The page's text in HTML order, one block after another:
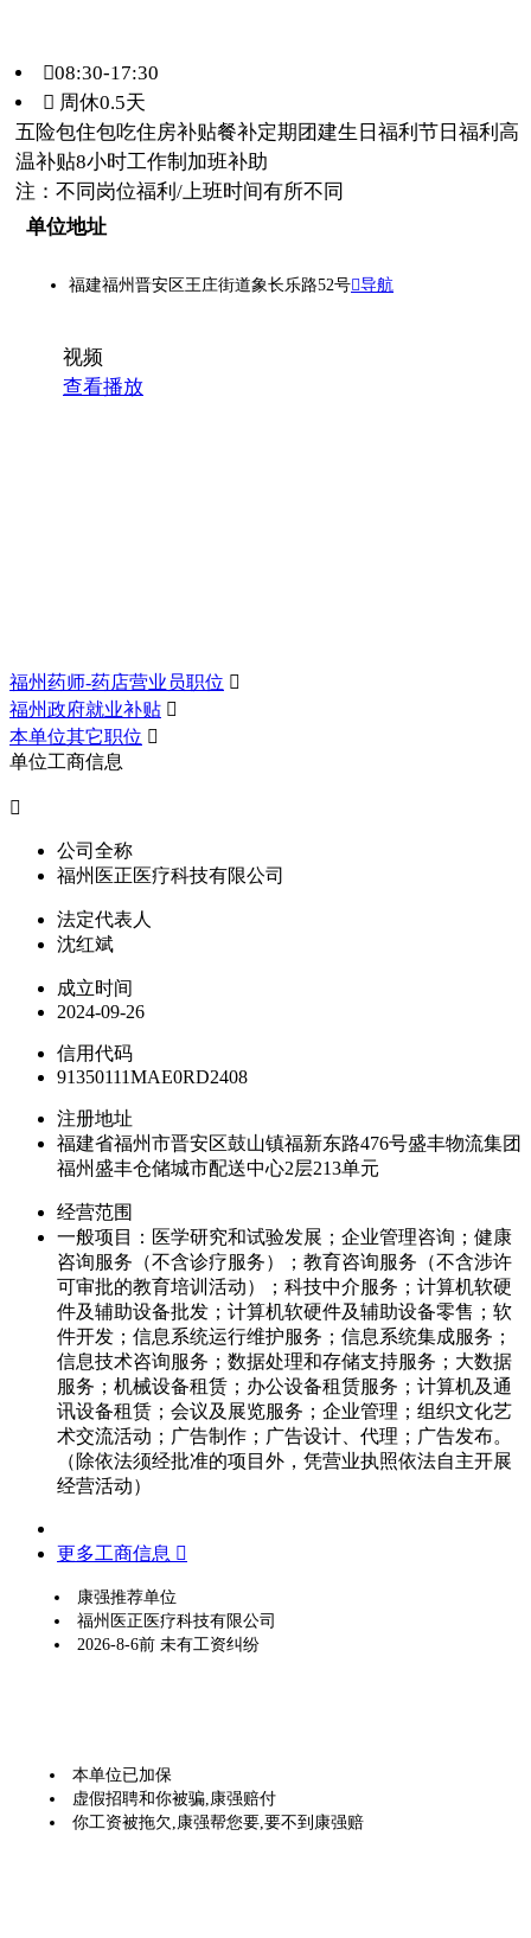
08:30-17:30
 周休0.5天
五险包住包吃住房补贴餐补定期团建生日福利 节日福利 高
温补贴8小时工作制 加班补助
注：不同岗位福利/上班时间有所不同
单位地址
福建福州晋安区王庄街道象长乐路52号导航
视频
查看播放
福州药师-药店营业员职位 
福州政府就业补贴 
本单位其它职位 
单位工商信息

公司全称
福州医正医疗科技有限公司
法定代表人
沈红斌
成立时间
2024-09-26
信用代码
91350111MAE0RD2408
注册地址
福建省福州市晋安区鼓山镇福新东路476号盛丰物流集团
福州盛丰仓储城市配送中心2层213单元
经营范围
一般项目：医学研究和试验发展；企业管理咨询；健康
咨询服务（不含诊疗服务）；教育咨询服务（不含涉许
可审批的教育培训活动）；科技中介服务；计算机软硬
件及辅助设备批发；计算机软硬件及辅助设备零售；软
件开发；信息系统运行维护服务；信息系统集成服务；
信息技术咨询服务；数据处理和存储支持服务；大数据
服务；机械设备租赁；办公设备租赁服务；计算机及通
讯设备租赁；会议及展览服务；企业管理；组织文化艺
术交流活动；广告制作；广告设计、代理；广告发布。
（除依法须经批准的项目外，凭营业执照依法自主开展
经营活动）
更多工商信息 
康强推荐单位
福州医正医疗科技有限公司
2026-8-6前 未有工资纠纷
本单位已加保
虚假招聘和你被骗,康强赔付
你工资被拖欠,康强帮您要,要不到康强赔